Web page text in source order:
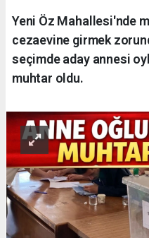
Yeni Öz Mahallesi'nde
cezaevine girmek
seçimde aday annesi
muhtar oldu.